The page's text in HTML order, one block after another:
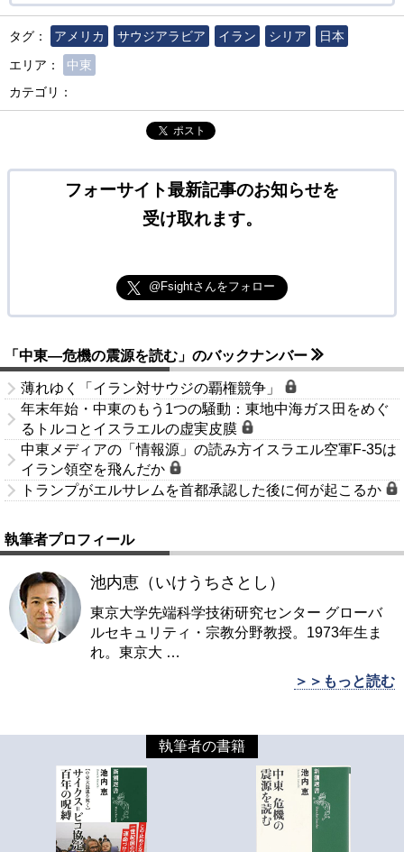
タグ： アメリカ サウジアラビア イラン シリア
日本
エリア：
中東
カテゴリ：
ポスト
フォーサイト最新記事のお知らせを
受け取れます。
@Fsightさんをフォロー
「中東―危機の震源を読む」のバックナンバー
薄れゆく「イラン対サウジの覇権競争」
年末年始・中東のもう1つの騒動：東地中海ガス田をめぐ
るトルコとイスラエルの虚実皮膜
中東メディアの「情報源」の読み方イスラエル空軍F-35は
イラン領空を飛んだか
トランプがエルサレムを首都承認した後に何が起こるか
執筆者プロフィール
池内恵（いけうちさとし）
東京大学先端科学技術研究センター グローバ
ルセキュリティ・宗教分野教授。1973年生ま
れ。東京大 …
＞＞もっと読む
執筆者の書籍